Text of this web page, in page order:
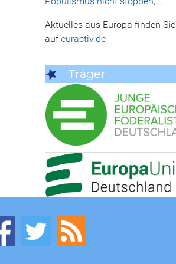
Aktuelles aus Europa finden Sie
aufeuractiv.de
Träger